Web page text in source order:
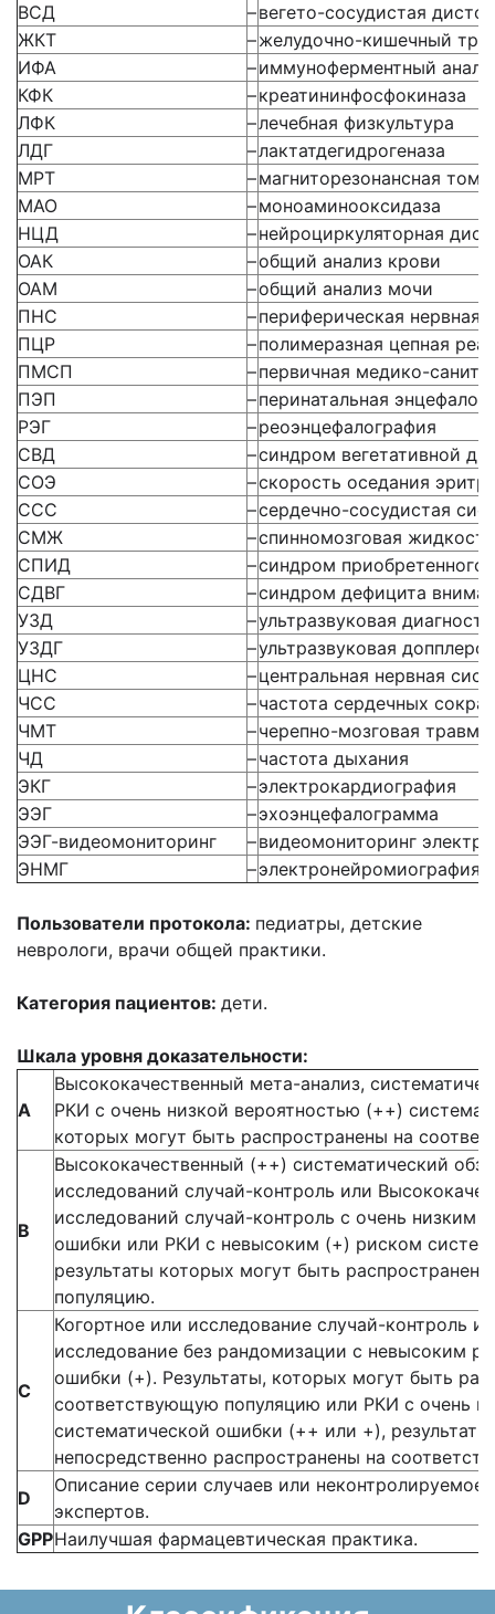
ВСД
–вегето-сосудистая
ЖКТ
–желудочно-кишечный
ИФА
–иммуноферментный
КФК
–креатининфосфокиназа
ЛФК
–лечебная физкультура
ЛДГ
–лактатдегидрогеназа
МРТ
–магниторезонансная
МАО
–моноаминооксидаза
НЦД
–нейроциркуляторная
ОАК
–общий анализ крови
ОАМ
–общий анализ мочи
ПНС
–периферическая нервная
ПЦР
–полимеразная цепная
ПМСП
–первичная медико-
ПЭП
–перинатальная
РЭГ
–реоэнцефалография
СВД
–синдром вегетативной
СОЭ
–скорость оседания
ССС
–сердечно-сосудистая
СМЖ
–спинномозговая жидкость
СПИД
–синдром
СДВГ
–синдром дефицита
УЗД
–ультразвуковая
УЗДГ
–ультразвуковая
ЦНС
–центральная нервная
ЧСС
–частота сердечных
ЧМТ
–черепно-мозговая травма
ЧД
–частота дыхания
ЭКГ
–электрокардиография
ЭЭГ
–эхоэнцефалограмма
ЭЭГ-видеомониторинг
–видеомониторинг
ЭНМГ
–электронейромиография
Пользователи протокола: педиатры, детские
неврологи, врачи общей практики.
Категория пациентов: дети.
Шкала уровня доказательности:
А
Высококачественный мета-анализ,
РКИ с очень низкой вероятностью (++)
которых могут быть распространены на
В
Высококачественный (++) систематический
исследований случай-контроль или
исследований случай-контроль с очень низким
ошибки или РКИ с невысоким (+) риском
результаты которых могут быть
популяцию.
С
Когортное или исследование случай-контроль
исследование без рандомизации с невысоким
ошибки (+). Результаты, которых могут быть
соответствующую популяцию или РКИ с очень
систематической ошибки (++ или +),
непосредственно распространены на
D
Описание серии случаев или неконтролируемое
экспертов.
GPPНаилучшая фармацевтическая практика.